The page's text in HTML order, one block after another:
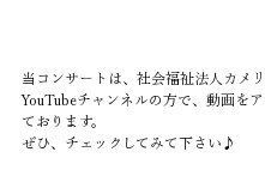
当コンサートは、社会福祉法人カメ
YouTubeチャンネルの方で、動画を
ております。
ぜひ、チェックしてみて下さい♪